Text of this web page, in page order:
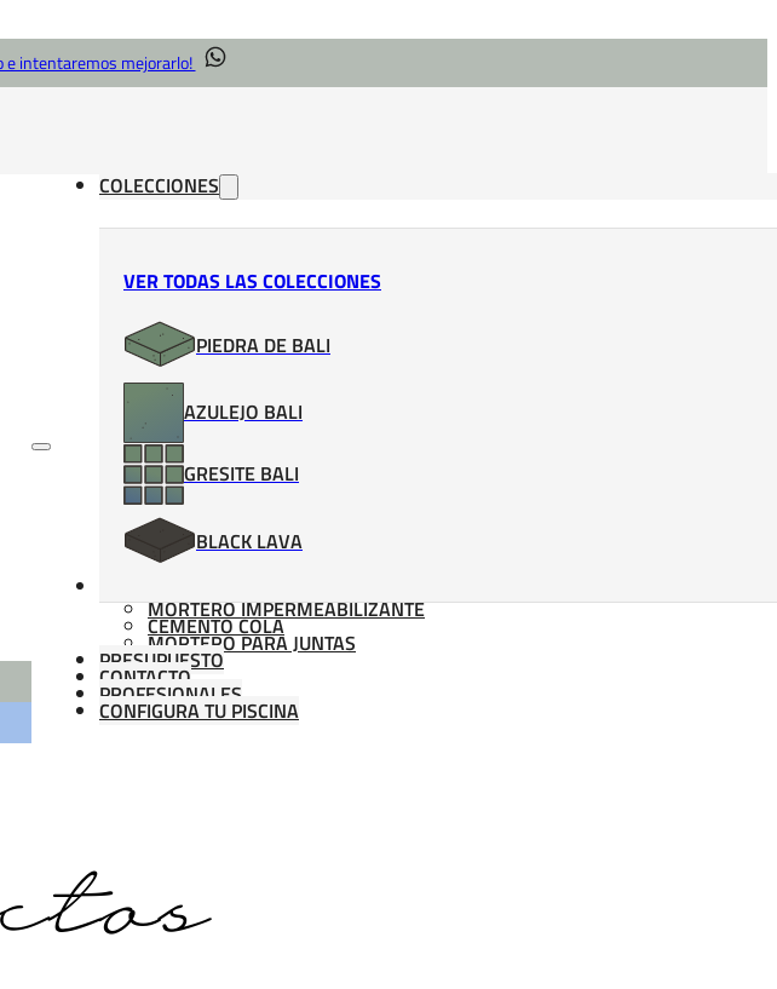
e intentaremos mejorarlo!
COLECCIONES
VER TODAS LAS COLECCIONES
PIEDRA DE BALI
AZULEJO BALI
GRESITE BALI
BLACK LAVA
MORTERO IMPERMEABILIZANTE
CEMENTO COLA
MORTERO PARA JUNTAS
PRESUPUESTO
CONTACTO
PROFESIONALES
CONFIGURA TU PISCINA